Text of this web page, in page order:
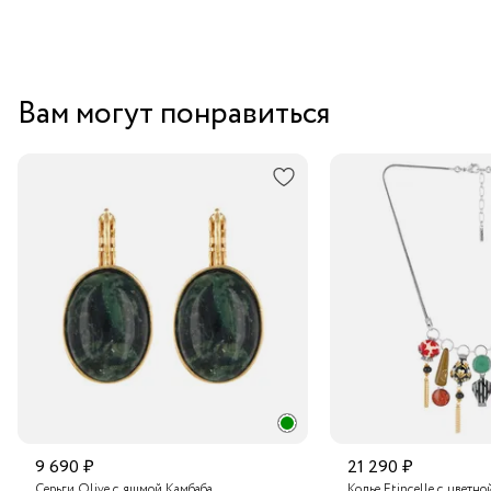
Вам могут понравиться
9 690 ₽ 21 290 ₽